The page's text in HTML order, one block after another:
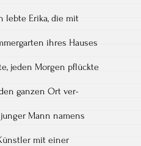
lebte Erika, die mit
ihres Hauses
jeden Morgen pflückte
ganzen Ort ver-
Mann namens
mit einer